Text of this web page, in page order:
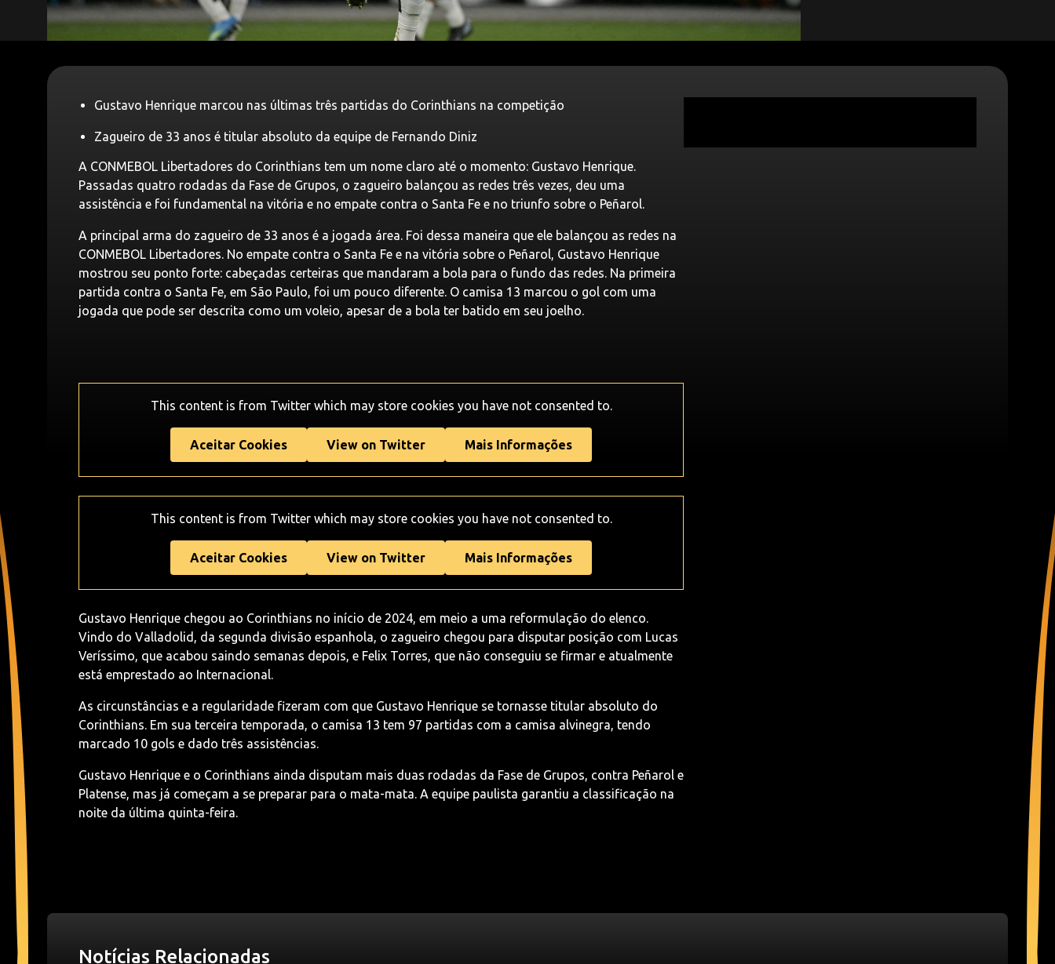
Gustavo Henrique marcou nas últimas três partidas do Corinthians na competição
Zagueiro de 33 anos é titular absoluto da equipe de Fernando Diniz
A CONMEBOL Libertadores do Corinthians tem um nome claro até o momento: Gustavo Henrique.
Passadas quatro rodadas da Fase de Grupos, o zagueiro balançou as redes três vezes, deu uma
assistência e foi fundamental na vitória e no empate contra o Santa Fe e no triunfo sobre o Peñarol.
A principal arma do zagueiro de 33 anos é a jogada área. Foi dessa maneira que ele balançou as redes na
CONMEBOL Libertadores. No empate contra o Santa Fe e na vitória sobre o Peñarol, Gustavo Henrique
mostrou seu ponto forte: cabeçadas certeiras que mandaram a bola para o fundo das redes. Na primeira
partida contra o Santa Fe, em São Paulo, foi um pouco diferente. O camisa 13 marcou o gol com uma
jogada que pode ser descrita como um voleio, apesar de a bola ter batido em seu joelho.
This content is from Twitter which may store cookies you have not consented to.
Aceitar Cookies View on Twitter Mais Informações
This content is from Twitter which may store cookies you have not consented to.
Aceitar Cookies View on Twitter Mais Informações
Gustavo Henrique chegou ao Corinthians no início de 2024, em meio a uma reformulação do elenco.
Vindo do Valladolid, da segunda divisão espanhola, o zagueiro chegou para disputar posição com Lucas
Veríssimo, que acabou saindo semanas depois, e Felix Torres, que não conseguiu se firmar e atualmente
está emprestado ao Internacional.
As circunstâncias e a regularidade fizeram com que Gustavo Henrique se tornasse titular absoluto do
Corinthians. Em sua terceira temporada, o camisa 13 tem 97 partidas com a camisa alvinegra, tendo
marcado 10 gols e dado três assistências.
Gustavo Henrique e o Corinthians ainda disputam mais duas rodadas da Fase de Grupos, contra Peñarol e
Platense, mas já começam a se preparar para o mata-mata. A equipe paulista garantiu a classificação na
noite da última quinta-feira.
Notícias Relacionadas